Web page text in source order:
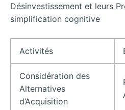
Désinvestissement et leurs
simplification cognitive
Activités
Considération des
Alternatives
d’Acquisition